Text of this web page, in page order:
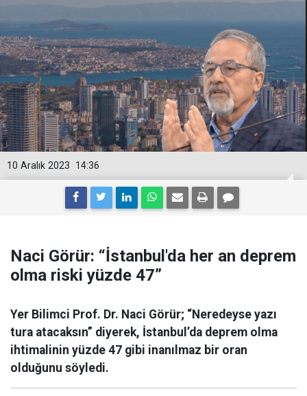
14:36
10 Aralık 2023
Naci Görür: “İstanbul'da her an deprem
olma riski yüzde 47”
Yer Bilimci Prof. Dr. Naci Görür; “Neredeyse yazı
tura atacaksın” diyerek, İstanbul’da deprem olma
ihtimalinin yüzde 47 gibi inanılmaz bir oran
olduğunu söyledi.